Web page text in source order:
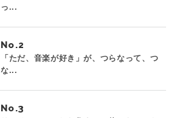
っ...
No.
「ただ、音楽が好き」が、つらなって、つ
な...
No.